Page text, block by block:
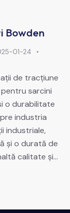
Bowden
01-24
de tracțiune
sarcini
o durabilitate
industria
industriale,
și o durată de
calitate și…